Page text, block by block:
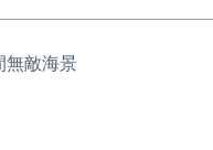
無敵海景